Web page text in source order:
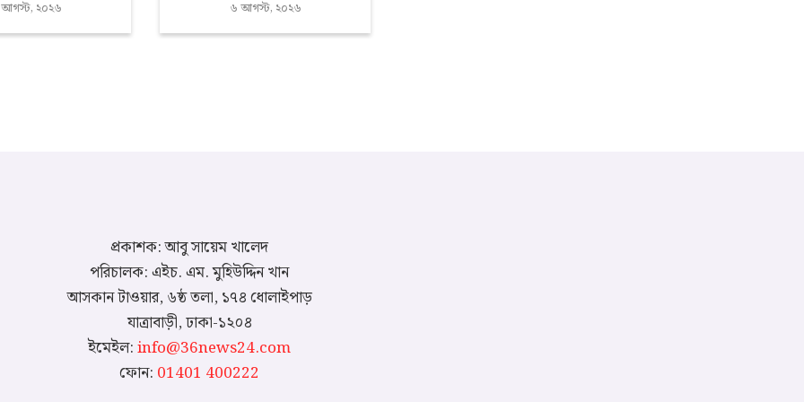
২০২৬ ৬ আগস্ট, ২০২৬
প্রকাশক: আবু সায়েম খালেদ
পরিচালক: এইচ. এম. মুহিউদ্দিন খান
আসকান টাওয়ার, ৬ষ্ঠ তলা, ১৭৪ ধোলাইপাড়
যাত্রাবাড়ী, ঢাকা-১২০৪
ইমেইল:info@36news24.com
ফোন: 01401 400222